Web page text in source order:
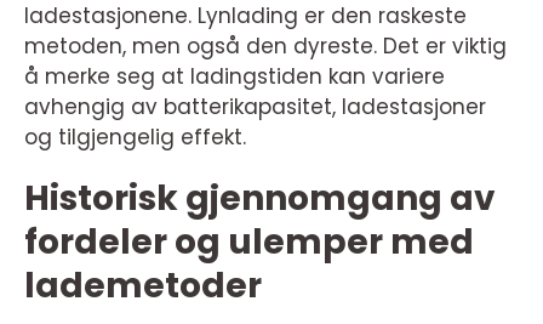
ladestasjonene. Lynlading er den raskeste
metoden, men også den dyreste. Det er viktig
å merke seg at ladingstiden kan variere
avhengig av batterikapasitet, ladestasjoner
og tilgjengelig effekt.
Historisk gjennomgang av
fordeler og ulemper med
lademetoder